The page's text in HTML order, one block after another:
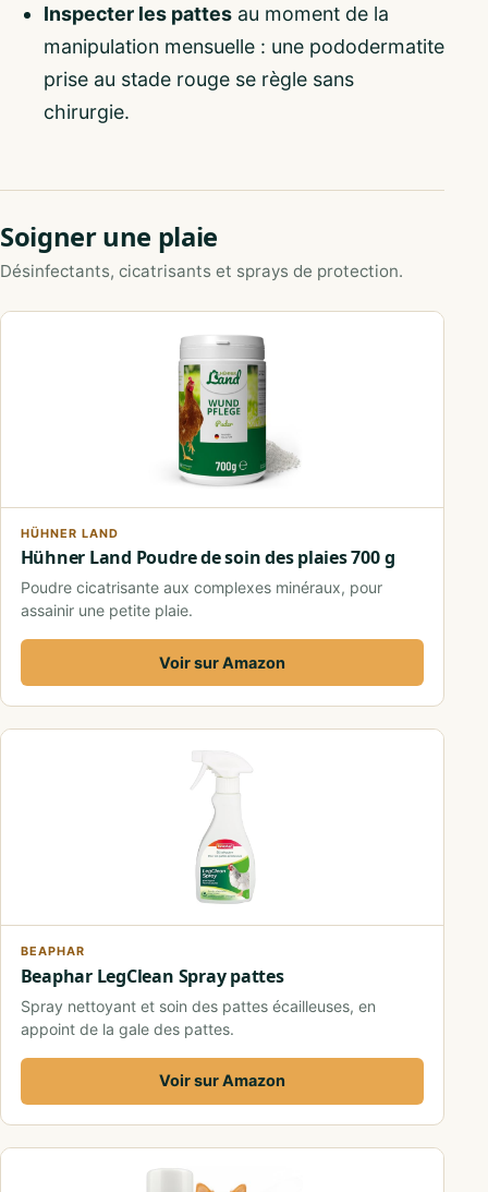
Inspecter les pattes au moment de la
manipulation mensuelle : une pododermatite
prise au stade rouge se règle sans
chirurgie.
Soigner une plaie
Désinfectants, cicatrisants et sprays de protection.
HÜHNER LAND
Hühner Land Poudre de soin des plaies 700 g
Poudre cicatrisante aux complexes minéraux, pour
assainir une petite plaie.
Voir sur Amazon
BEAPHAR
Beaphar LegClean Spray pattes
Spray nettoyant et soin des pattes écailleuses, en
appoint de la gale des pattes.
Voir sur Amazon